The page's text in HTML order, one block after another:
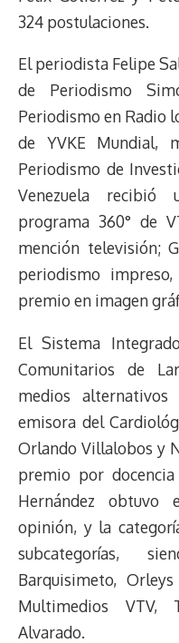
k
p
324 postulaciones.
El periodista Felipe
de Periodismo
Periodismo en Radio
de YVKE Mundial,
Periodismo de
Venezuela recibió
programa 360° de
mención televisión;
periodismo
premio en imagen
El Sistema
Comunitarios de
medios
emisora del
Orlando Villalobos y
premio por
Hernández
opinión, y la
subcategorías,
Barquisimeto,
Multimedios VTV,
Alvarado.